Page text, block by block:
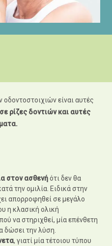
είναι αυτές
ρίζες δοντιών και αυτές
στον ασθενήότι δεν θα
την ομιλία. Ειδικά στην
απορροφηθεί σε μεγάλο
η κλασική ολική
να στηριχθεί, μία επένθετη
δώσει την λύση.
, γιατί μία τέτοιου τύπου